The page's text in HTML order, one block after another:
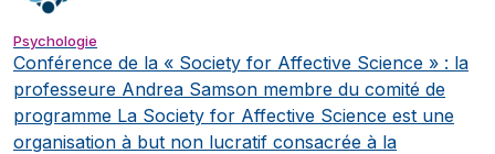
Psychologie
Conférence de la « Society for Affective Science » : la
professeure Andrea Samson membre du comité de
programme La Society for Affective Science est une
organisation à but non lucratif consacrée à la